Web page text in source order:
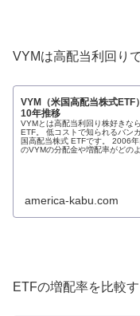
VYMは高配当利回り
VYM（米国高配当株式ETF
10年推移
VYMとは高配当利回り株好きな
ETF。 低コストで知られるバン
国高配当株式 ETFです。 2006
のVYMの分配金や増配率がどの
america-kabu.com
ETFの増配率を比較